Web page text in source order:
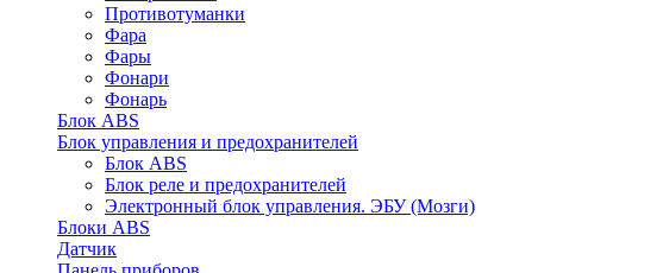
Противотуманки
Фара
Фары
Фонари
Фонарь
Блок ABS
Блок управления и предохранителей
Блок ABS
Блок реле и предохранителей
Электронный блок управления. ЭБУ (Мозги)
Блоки ABS
Датчик